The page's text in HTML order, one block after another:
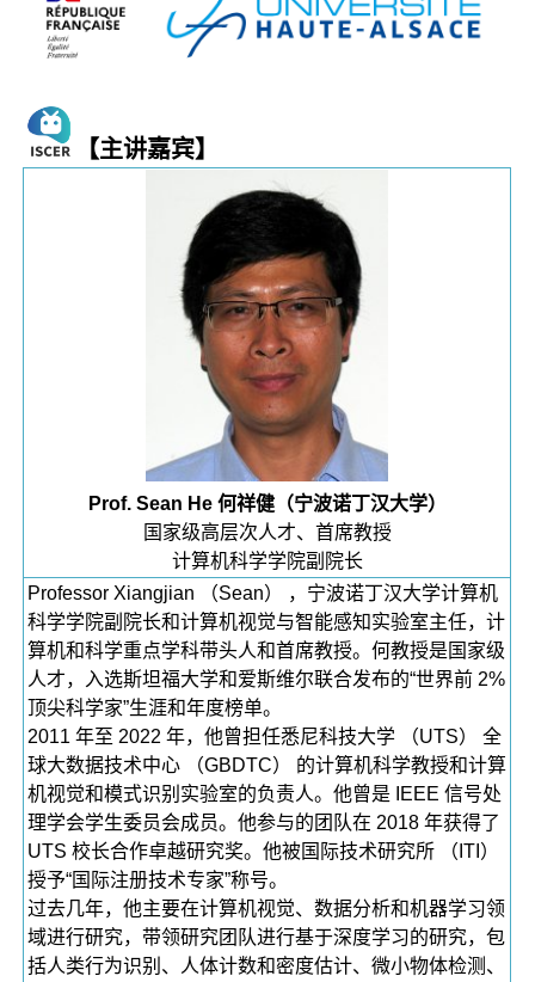
【主讲嘉宾】
Prof. Sean He 何祥健（宁波诺丁汉大学）
国家级高层次人才、首席教授
计算机科学学院副院长
Professor Xiangjian （Sean） ，宁波诺丁汉大学计算机
科学学院副院长和计算机视觉与智能感知实验室主任，计
算机和科学重点学科带头人和首席教授。何教授是国家级
人才，入选斯坦福大学和爱斯维尔联合发布的“世界前 2%
顶尖科学家”生涯和年度榜单。
2011 年至 2022 年，他曾担任悉尼科技大学 （UTS） 全
球大数据技术中心 （GBDTC） 的计算机科学教授和计算
机视觉和模式识别实验室的负责人。他曾是 IEEE 信号处
理学会学生委员会成员。他参与的团队在 2018 年获得了
UTS 校长合作卓越研究奖。他被国际技术研究所 （ITI）
授予“国际注册技术专家”称号。
过去几年，他主要在计算机视觉、数据分析和机器学习领
域进行研究，带领研究团队进行基于深度学习的研究，包
括人类行为识别、人体计数和密度估计、微小物体检测、